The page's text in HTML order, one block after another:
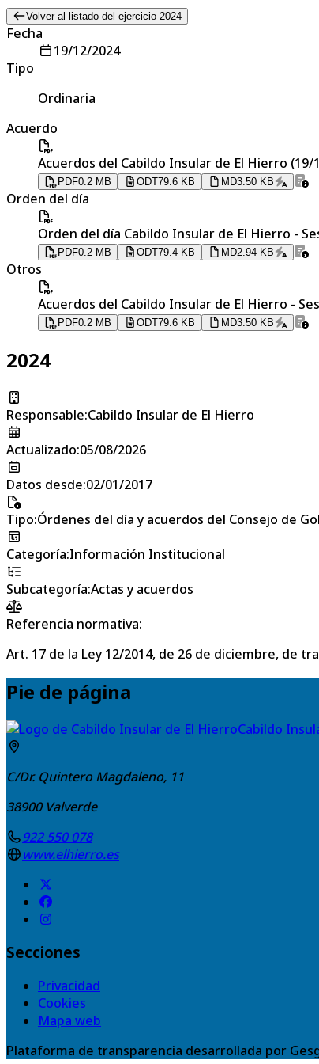
Volver al listado del ejercicio 2024
Fecha
19/12/2024
Tipo
Ordinaria
Acuerdo
Acuerdos del Cabildo Insular de El Hierro (19/
PDF0.2 MB ODT79.6 KB MD3.50 KB
Orden del día
Orden del día Cabildo Insular de El Hierro -
PDF0.2 MB ODT79.4 KB MD2.94 KB
Otros
Acuerdos del Cabildo Insular de El Hierro -
PDF0.2 MB ODT79.6 KB MD3.50 KB
2024
Responsable:Cabildo Insular de El Hierro
Actualizado:05/08/2026
Datos desde:02/01/2017
Tipo:Órdenes del día y acuerdos del Consejo de
Categoría:Información Institucional
Subcategoría:Actas y acuerdos
Referencia normativa:
Art. 17 de la Ley 12/2014, de 26 de diciembre, de
Pie de página
Cabildo
C/Dr. Quintero Magdaleno, 11
38900 Valverde
922 550 078
www.elhierro.es
Secciones
Privacidad
Cookies
Mapa web
Plataforma de transparencia desarrollada por